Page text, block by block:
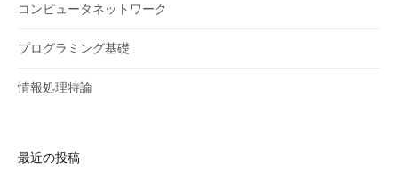
ン
コンピュータネットワーク
プログラミング基礎
情報処理特論
最近の投稿